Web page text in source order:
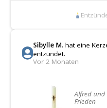
Sibylle M.hat eine
entzündet.
Vor 2 Monaten
Alfred und
Frieden